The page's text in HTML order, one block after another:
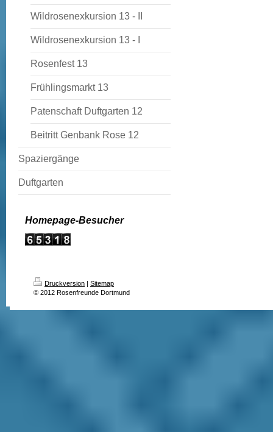
Wildrosenexkursion 13 - II
Wildrosenexkursion 13 - I
Rosenfest 13
Frühlingsmarkt 13
Patenschaft Duftgarten 12
Beitritt Genbank Rose 12
Spaziergänge
Duftgarten
Homepage-Besucher
Druckversion | Sitemap
© 2012 Rosenfreunde Dortmund